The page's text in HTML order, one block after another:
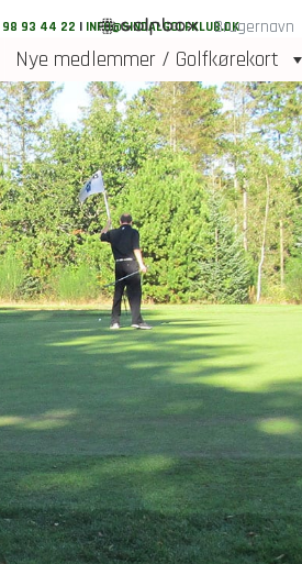
98 93 44 22 | INFO@SINDALGOLFKLUB.DK
Nye medlemmer / Golfkørekort